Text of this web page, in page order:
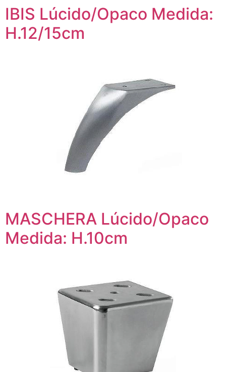
IBIS Lúcido/Opaco Medida:
H.12/15cm
MASCHERA Lúcido/Opaco
Medida: H.10cm